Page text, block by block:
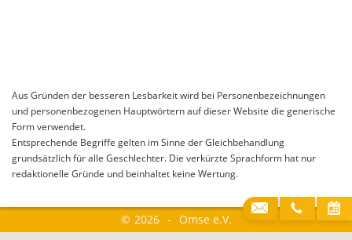
Aus Gründen der besseren Lesbarkeit wird bei Personenbezeichnungen
und personenbezogenen Hauptwörtern auf dieser Website die generische
Form verwendet.
Entsprechende Begriffe gelten im Sinne der Gleichbehandlung
grundsätzlich für alle Geschlechter. Die verkürzte Sprachform hat nur
redaktionelle Gründe und beinhaltet keine Wertung.
© 2026 Omse e.V.